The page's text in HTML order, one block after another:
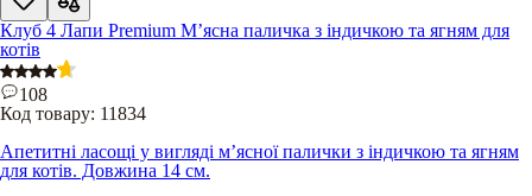
Клуб 4 Лапи Premium М’ясна паличка з індичкою та ягням для
котів
108
Код товару: 11834
Апетитні ласощі у вигляді м’ясної палички з індичкою та ягням
для котів. Довжина 14 см.